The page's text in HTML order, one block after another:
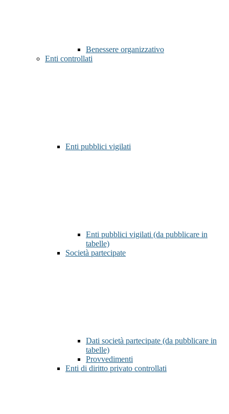
Benessere organizzativo
Enti controllati
Enti pubblici vigilati
Enti pubblici vigilati (da pubblicare in
tabelle)
Società partecipate
Dati società partecipate (da pubblicare in
tabelle)
Provvedimenti
Enti di diritto privato controllati